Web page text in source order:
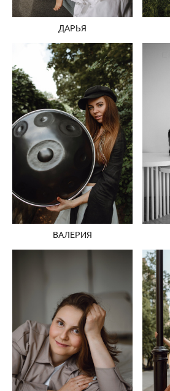
ДАРЬЯ
ВАЛЕРИЯ